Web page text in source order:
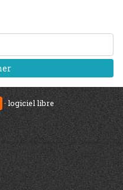
· logiciel libre